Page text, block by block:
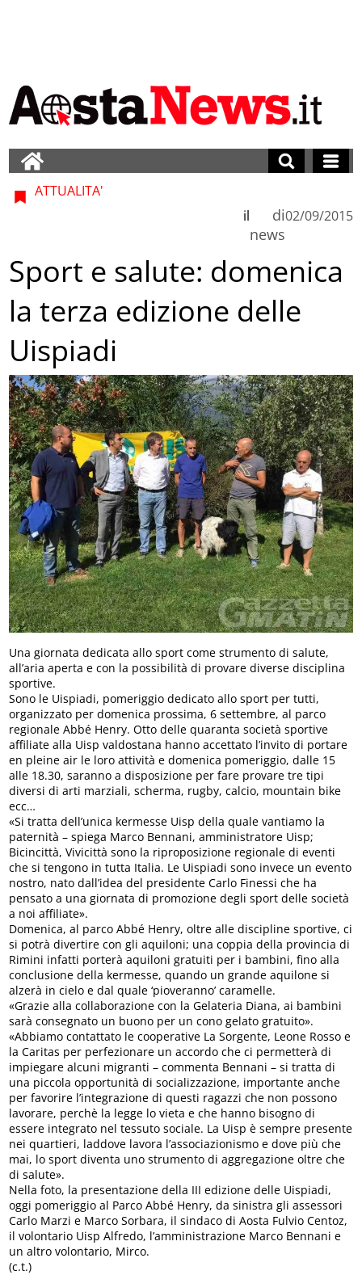
ATTUALITA'
di
news
il 02/09/2015
Sport e salute: domenica
la terza edizione delle
Uispiadi
Una giornata dedicata allo sport come strumento di salute,
all’aria aperta e con la possibilità di provare diverse disciplina
sportive.
Sono le Uispiadi, pomeriggio dedicato allo sport per tutti,
organizzato per domenica prossima, 6 settembre, al parco
regionale Abbé Henry. Otto delle quaranta società sportive
affiliate alla Uisp valdostana hanno accettato l’invito di portare
en pleine air le loro attività e domenica pomeriggio, dalle 15
alle 18.30, saranno a disposizione per fare provare tre tipi
diversi di arti marziali, scherma, rugby, calcio, mountain bike
ecc…
«Si tratta dell’unica kermesse Uisp della quale vantiamo la
paternità – spiega Marco Bennani, amministratore Uisp;
Bicincittà, Vivicittà sono la riproposizione regionale di eventi
che si tengono in tutta Italia. Le Uispiadi sono invece un evento
nostro, nato dall’idea del presidente Carlo Finessi che ha
pensato a una giornata di promozione degli sport delle società
a noi affiliate».
Domenica, al parco Abbé Henry, oltre alle discipline sportive, ci
si potrà divertire con gli aquiloni; una coppia della provincia di
Rimini infatti porterà aquiloni gratuiti per i bambini, fino alla
conclusione della kermesse, quando un grande aquilone si
alzerà in cielo e dal quale ‘pioveranno’ caramelle.
«Grazie alla collaborazione con la Gelateria Diana, ai bambini
sarà consegnato un buono per un cono gelato gratuito».
«Abbiamo contattato le cooperative La Sorgente, Leone Rosso e
la Caritas per perfezionare un accordo che ci permetterà di
impiegare alcuni migranti – commenta Bennani – si tratta di
una piccola opportunità di socializzazione, importante anche
per favorire l’integrazione di questi ragazzi che non possono
lavorare, perchè la legge lo vieta e che hanno bisogno di
essere integrato nel tessuto sociale. La Uisp è sempre presente
nei quartieri, laddove lavora l’associazionismo e dove più che
mai, lo sport diventa uno strumento di aggregazione oltre che
di salute».
Nella foto, la presentazione della III edizione delle Uispiadi,
oggi pomeriggio al Parco Abbé Henry, da sinistra gli assessori
Carlo Marzi e Marco Sorbara, il sindaco di Aosta Fulvio Centoz,
il volontario Uisp Alfredo, l’amministrazione Marco Bennani e
un altro volontario, Mirco.
(c.t.)